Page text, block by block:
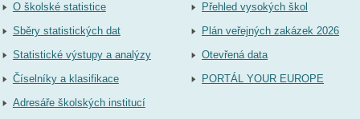
O školské statistice
Sběry statistických dat
Statistické výstupy a analýzy
Číselníky a klasifikace
Adresáře školských institucí
Přehled vysokých škol
Plán veřejných zakázek 2026
Otevřená data
PORTÁL YOUR EUROPE